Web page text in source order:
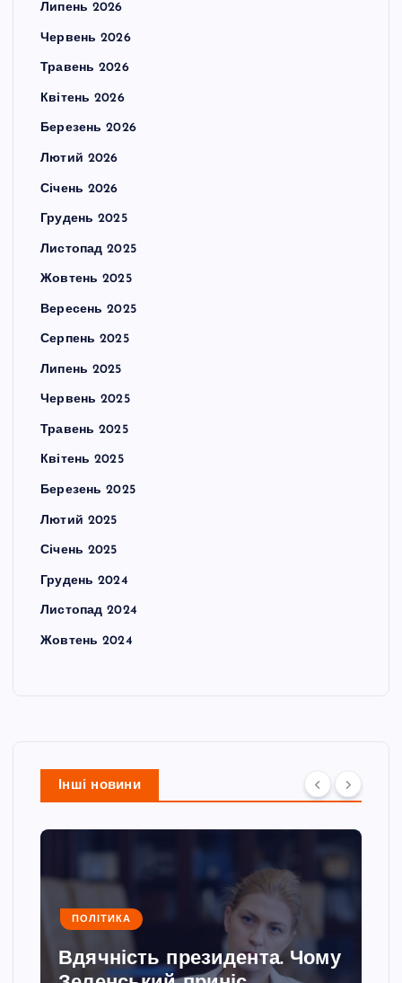
Липень 2026
Червень 2026
Травень 2026
Квітень 2026
Березень 2026
Лютий 2026
Січень 2026
Грудень 2025
Листопад 2025
Жовтень 2025
Вересень 2025
Серпень 2025
Липень 2025
Червень 2025
Травень 2025
Квітень 2025
Березень 2025
Лютий 2025
Січень 2025
Грудень 2024
Листопад 2024
Жовтень 2024
Інші новини
ПОЛІТИКА
Вдячність президента. Чому